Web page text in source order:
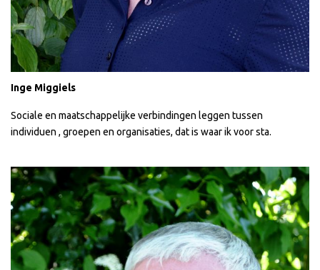
Inge Miggiels
Sociale en maatschappelijke verbindingen leggen tussen
individuen , groepen en organisaties, dat is waar ik voor sta.